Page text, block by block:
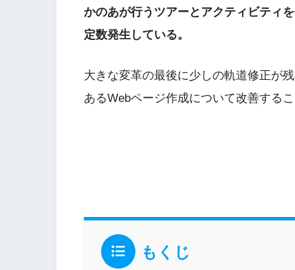
かのあが行うツアーとアクティビティ
定数発生している。
大きな変革の最後に少しの軌道修正が
あるWebページ作成について改善する
もくじ